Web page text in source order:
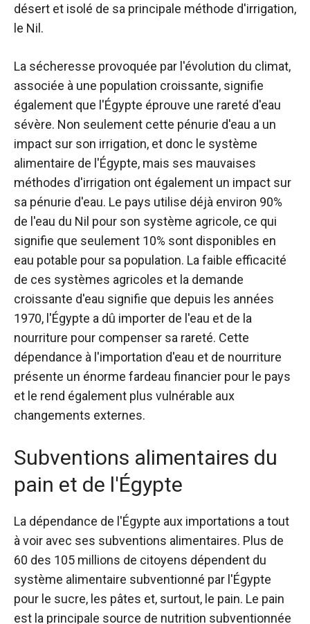
désert et isolé de sa principale méthode d'irrigation,
le Nil.
La sécheresse provoquée par l'évolution du climat,
associée à une population croissante, signifie
également que l'Égypte éprouve une rareté d'eau
sévère. Non seulement cette pénurie d'eau a un
impact sur son irrigation, et donc le système
alimentaire de l'Égypte, mais ses mauvaises
méthodes d'irrigation ont également un impact sur
sa pénurie d'eau. Le pays utilise déjà environ 90%
de l'eau du Nil pour son système agricole, ce qui
signifie que seulement 10% sont disponibles en
eau potable pour sa population. La faible efficacité
de ces systèmes agricoles et la demande
croissante d'eau signifie que depuis les années
1970, l'Égypte a dû importer de l'eau et de la
nourriture pour compenser sa rareté. Cette
dépendance à l'importation d'eau et de nourriture
présente un énorme fardeau financier pour le pays
et le rend également plus vulnérable aux
changements externes.
Subventions alimentaires du
pain et de l'Égypte
La dépendance de l'Égypte aux importations a tout
à voir avec ses subventions alimentaires. Plus de
60 des 105 millions de citoyens dépendent du
système alimentaire subventionné par l'Égypte
pour le sucre, les pâtes et, surtout, le pain. Le pain
est la principale source de nutrition subventionnée